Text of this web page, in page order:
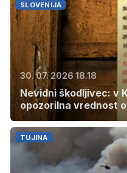
SLOVENIJA
30. 07. 2026 18.18
Nevidni škodljivec: v
opozorilna vrednost
TUJINA